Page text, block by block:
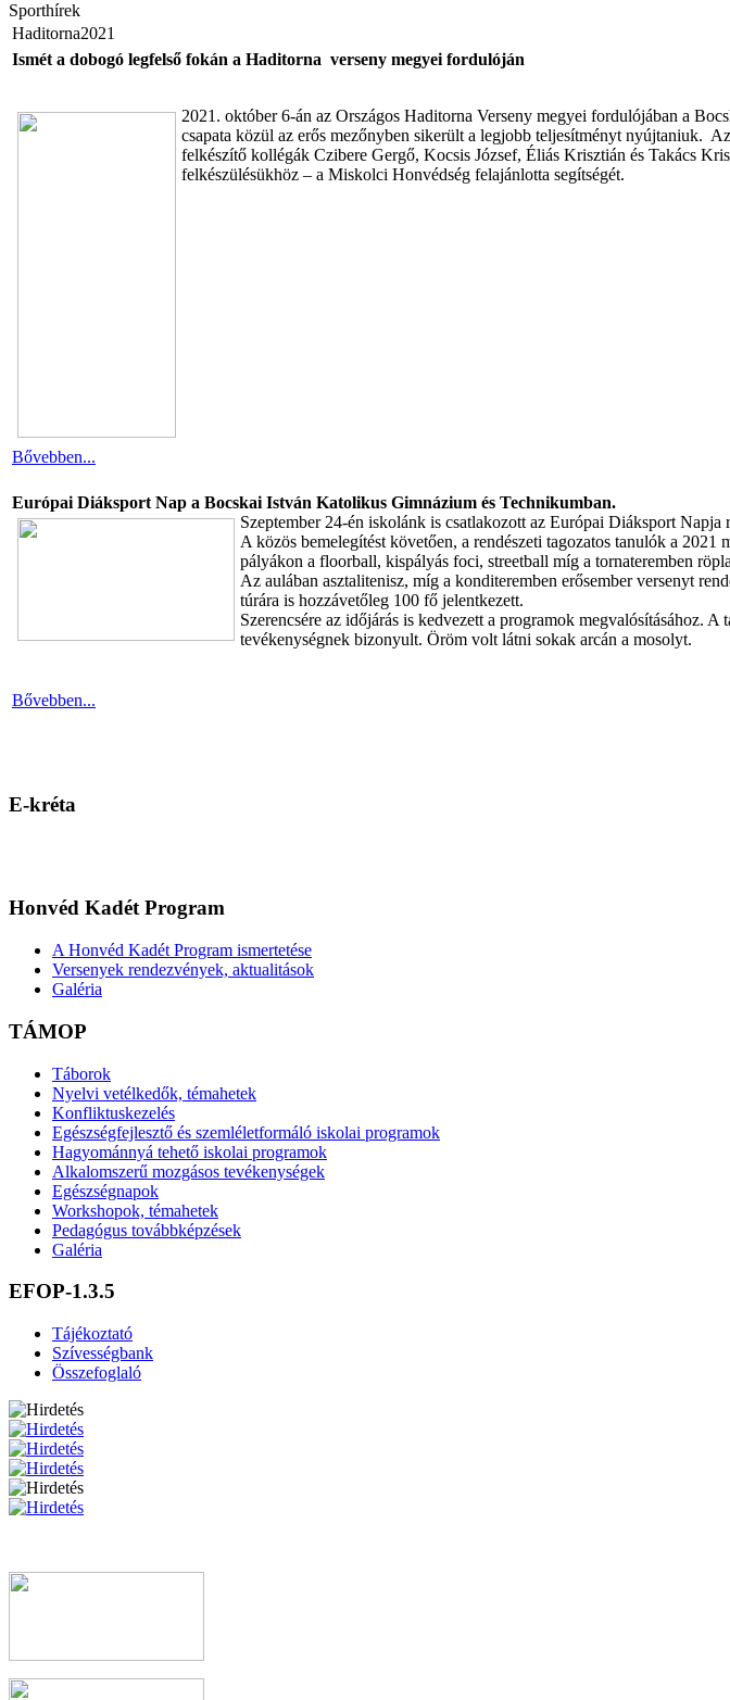
Sporthírek
Haditorna2021
Ismét a dobogó legfelső fokán a Haditorna verseny megyei fordulóján
2021. október 6-án az Országos Haditorna Verseny megyei fordulójában a
csapata közül az erős mezőnyben sikerült a legjobb teljesítményt nyújtaniuk.
felkészítő kollégák Czibere Gergő, Kocsis József, Éliás Krisztián és Takács
felkészülésükhöz – a Miskolci Honvédség felajánlotta segítségét.
Bővebben...
Európai Diáksport Nap a Bocskai István Katolikus Gimnázium és Technikumban.
Szeptember 24-én iskolánk is csatlakozott az Európai Diáksport Napja
A közös bemelegítést követően, a rendészeti tagozatos tanulók a
pályákon a floorball, kispályás foci, streetball míg a tornateremben
Az aulában asztalitenisz, míg a konditeremben erősember versenyt
túrára is hozzávetőleg 100 fő jelentkezett.
Szerencsére az időjárás is kedvezett a programok megvalósításához.
tevékenységnek bizonyult. Öröm volt látni sokak arcán a mosolyt.
Bővebben...
E-kréta
Honvéd Kadét Program
A Honvéd Kadét Program ismertetése
Versenyek rendezvények, aktualitások
Galéria
TÁMOP
Táborok
Nyelvi vetélkedők, témahetek
Konfliktuskezelés
Egészségfejlesztő és szemléletformáló iskolai programok
Hagyománnyá tehető iskolai programok
Alkalomszerű mozgásos tevékenységek
Egészségnapok
Workshopok, témahetek
Pedagógus továbbképzések
Galéria
EFOP-1.3.5
Tájékoztató
Szívességbank
Összefoglaló